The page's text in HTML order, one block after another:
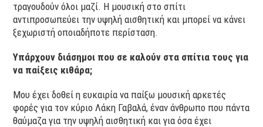
τραγουδούν όλοι μαζί. Η μουσική στο σπίτι
αντιπροσωπεύει την υψηλή αισθητική και μπορεί να κάνει
ξεχωριστή οποιαδήποτε περίσταση.
Υπάρχουν διάσημοι που σε καλούν στα σπίτια τους για
να παίξεις κιθάρα;
Μου έχει δοθεί η ευκαιρία να παίξω μουσική αρκετές
φορές για τον κύριο Λάκη Γαβαλά, έναν άνθρωπο που πάντα
θαύμαζα για την υψηλή αισθητική και για όσα έχει